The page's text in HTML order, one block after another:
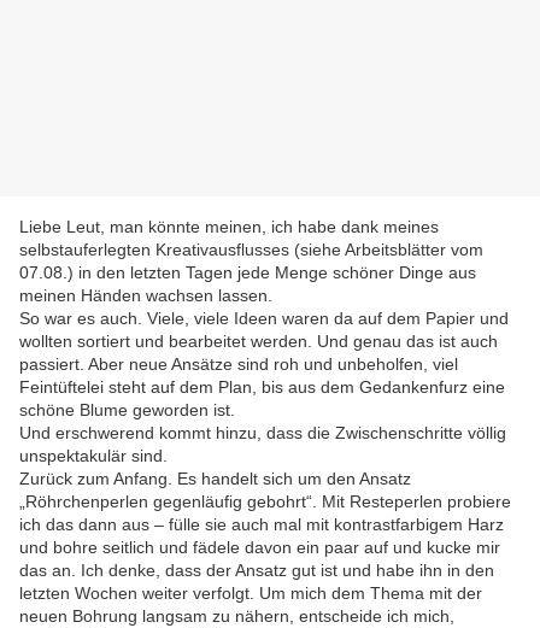
Liebe Leut, man könnte meinen, ich habe dank meines
selbstauferlegten Kreativausflusses (siehe Arbeitsblätter vom
07.08.) in den letzten Tagen jede Menge schöner Dinge aus
meinen Händen wachsen lassen.
So war es auch. Viele, viele Ideen waren da auf dem Papier und
wollten sortiert und bearbeitet werden. Und genau das ist auch
passiert. Aber neue Ansätze sind roh und unbeholfen, viel
Feintüftelei steht auf dem Plan, bis aus dem Gedankenfurz eine
schöne Blume geworden ist.
Und erschwerend kommt hinzu, dass die Zwischenschritte völlig
unspektakulär sind.
Zurück zum Anfang. Es handelt sich um den Ansatz
„Röhrchenperlen gegenläufig gebohrt“. Mit Resteperlen probiere
ich das dann aus – fülle sie auch mal mit kontrastfarbigem Harz
und bohre seitlich und fädele davon ein paar auf und kucke mir
das an. Ich denke, dass der Ansatz gut ist und habe ihn in den
letzten Wochen weiter verfolgt. Um mich dem Thema mit der
neuen Bohrung langsam zu nähern, entscheide ich mich,